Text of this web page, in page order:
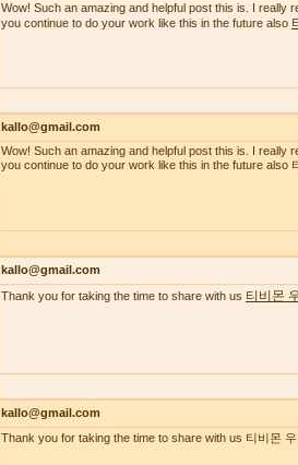
Wow! Such an amazing and helpful post this is. I really
you continue to do your work like this in the future also
kallo@gmail.com
Wow! Such an amazing and helpful post this is. I really
you continue to do your work like this in the future also
kallo@gmail.com
Thank you for taking the time to share with us 티비몬
kallo@gmail.com
Thank you for taking the time to share with us 티비몬 우